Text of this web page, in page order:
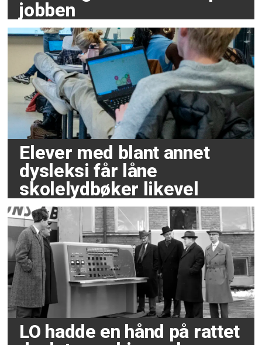
jobben
Elever med blant annet
dysleksi får låne
skolelydbøker likevel
LO hadde en hånd på rattet